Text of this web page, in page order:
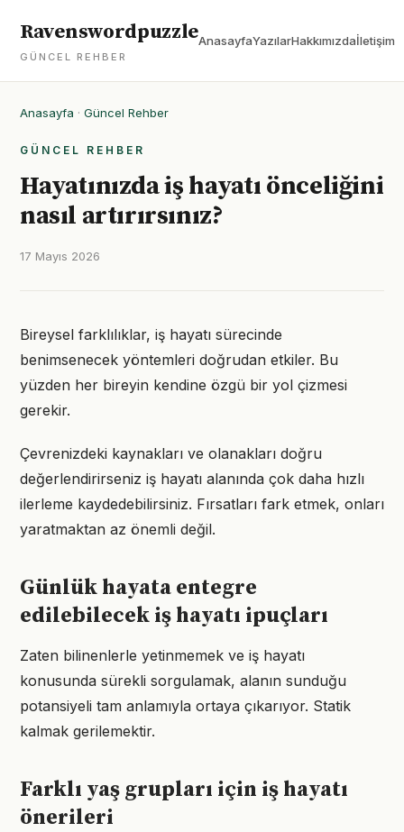
Ravenswordpuzzle
GÜNCEL REHBER
AnasayfaYazılarHakkımızdaİletişim
Anasayfa · Güncel Rehber
GÜNCEL REHBER
Hayatınızda iş hayatı önceliğini
nasıl artırırsınız?
17 Mayıs 2026
Bireysel farklılıklar, iş hayatı sürecinde
benimsenecek yöntemleri doğrudan etkiler. Bu
yüzden her bireyin kendine özgü bir yol çizmesi
gerekir.
Çevrenizdeki kaynakları ve olanakları doğru
değerlendirirseniz iş hayatı alanında çok daha hızlı
ilerleme kaydedebilirsiniz. Fırsatları fark etmek, onları
yaratmaktan az önemli değil.
Günlük hayata entegre
edilebilecek iş hayatı ipuçları
Zaten bilinenlerle yetinmemek ve iş hayatı
konusunda sürekli sorgulamak, alanın sunduğu
potansiyeli tam anlamıyla ortaya çıkarıyor. Statik
kalmak gerilemektir.
Farklı yaş grupları için iş hayatı
önerileri